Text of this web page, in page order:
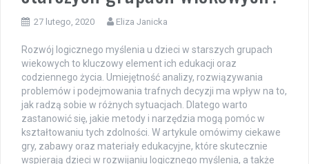
27 lutego, 2020 Eliza Janicka
Rozwój logicznego myślenia u dzieci w starszych grupach
wiekowych to kluczowy element ich edukacji oraz
codziennego życia. Umiejętność analizy, rozwiązywania
problemów i podejmowania trafnych decyzji ma wpływ na to,
jak radzą sobie w różnych sytuacjach. Dlatego warto
zastanowić się, jakie metody i narzędzia mogą pomóc w
kształtowaniu tych zdolności. W artykule omówimy ciekawe
gry, zabawy oraz materiały edukacyjne, które skutecznie
wspierają dzieci w rozwijaniu logicznego myślenia, a także